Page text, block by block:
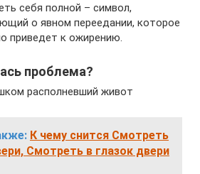
себя полной – символ,
о явном переедании, которое
приведет к ожирению.
проблема?
располневший живот
К чему снится Смотреть
Смотреть в глазок двери